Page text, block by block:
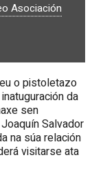
Asociación
o pistoletazo
da
sen
Salvador
na súa relación
visitarse ata